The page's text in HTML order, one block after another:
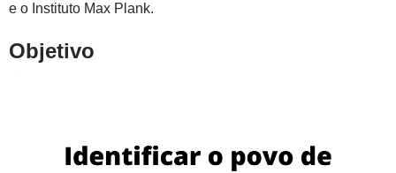
e o Instituto Max Plank.
Objetivo